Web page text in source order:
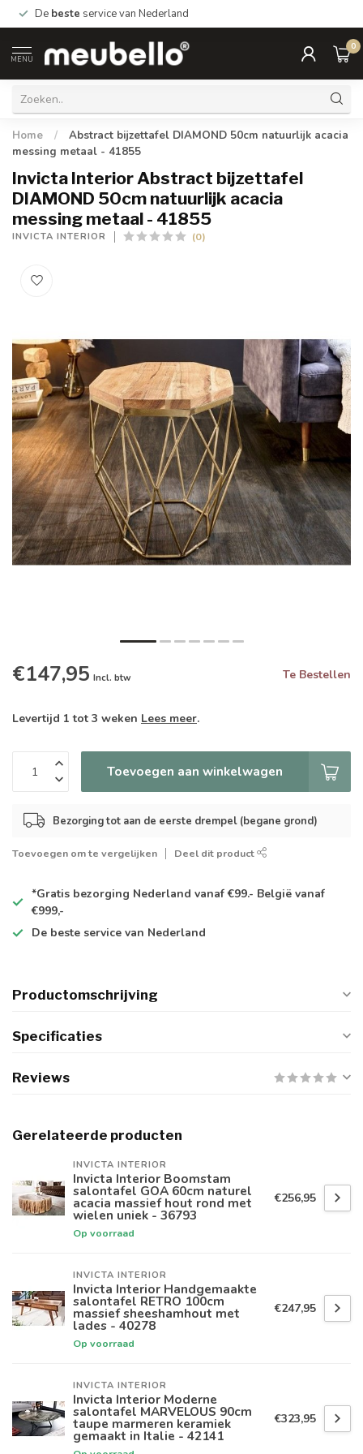
De beste service van Nederland
MENU
0
Home /
Abstract bijzettafel DIAMOND 50cm natuurlijk acacia
messing metaal - 41855
Invicta Interior Abstract bijzettafel
DIAMOND 50cm natuurlijk acacia
messing metaal - 41855
INVICTA INTERIOR (0)
€147,95 Incl. btw Te Bestellen
Levertijd 1 tot 3 weken Lees meer.
Toevoegen aan winkelwagen
Bezorging tot aan de eerste drempel (begane grond)
Toevoegen om te vergelijken Deel dit product
*Gratis bezorging Nederland vanaf €99.- België vanaf
€999,-
De beste service van Nederland
Productomschrijving
Specificaties
Reviews
Gerelateerde producten
INVICTA INTERIOR
Invicta Interior Boomstam
salontafel GOA 60cm naturel
acacia massief hout rond met
wielen uniek - 36793
Op voorraad
€256,95
INVICTA INTERIOR
Invicta Interior Handgemaakte
salontafel RETRO 100cm
massief sheeshamhout met
lades - 40278
Op voorraad
€247,95
INVICTA INTERIOR
Invicta Interior Moderne
salontafel MARVELOUS 90cm
taupe marmeren keramiek
gemaakt in Italie - 42141
€323,95